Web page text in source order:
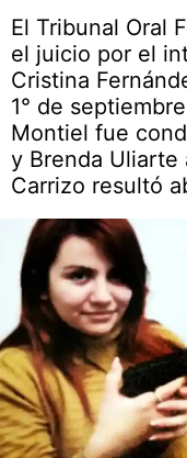
El Tribunal Oral
el juicio por el
Cristina
1° de
Montiel fue
y Brenda Uliarte
Carrizo resultó